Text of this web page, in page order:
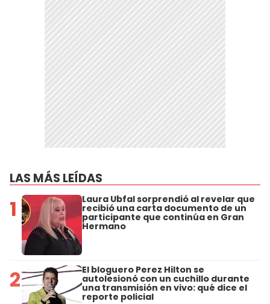
LAS MÁS LEÍDAS
1 Laura Ubfal sorprendió al revelar que
recibió una carta documento de un
participante que continúa en Gran
Hermano
2 El bloguero Perez Hilton se
autolesionó con un cuchillo durante
una transmisión en vivo: qué dice el
reporte policial